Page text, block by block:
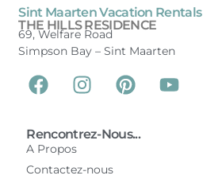
Sint Maarten Vacation Rentals
THE HILLS RESIDENCE
69, Welfare Road
Simpson Bay –Sint Maarten
Rencontrez-Nous...
A Propos
Contactez-nous